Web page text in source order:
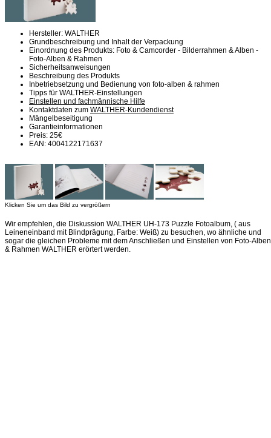
Hersteller: WALTHER
Grundbeschreibung und Inhalt der Verpackung
Einordnung des Produkts: Foto & Camcorder - Bilderrahmen & Alben -
Foto-Alben & Rahmen
Sicherheitsanweisungen
Beschreibung des Produkts
Inbetriebsetzung und Bedienung von foto-alben & rahmen
Tipps für WALTHER-Einstellungen
Einstellen und fachmännische Hilfe
Kontaktdaten zum WALTHER-Kundendienst
Mängelbeseitigung
Garantieinformationen
Preis: 25€
EAN: 4004122171637
Klicken Sie um das Bild zu vergrößern
Wir empfehlen, die Diskussion WALTHER UH-173 Puzzle Fotoalbum, ( aus
Leineneinband mit Blindprägung, Farbe: Weiß) zu besuchen, wo ähnliche und
sogar die gleichen Probleme mit dem Anschließen und Einstellen von Foto-Alben
& Rahmen WALTHER erörtert werden.